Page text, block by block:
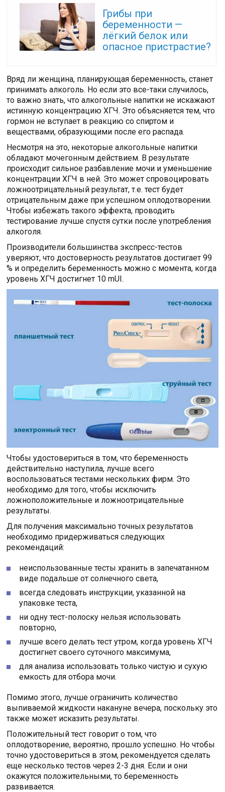
Грибы при
беременности —
лёгкий белок или
опасное пристрастие?
Вряд ли женщина, планирующая беременность, станет
принимать алкоголь. Но если это все-таки случилось,
то важно знать, что алкогольные напитки не искажают
истинную концентрацию ХГЧ. Это объясняется тем, что
гормон не вступает в реакцию со спиртом и
веществами, образующими после его распада.
Несмотря на это, некоторые алкогольные напитки
обладают мочегонным действием. В результате
происходит сильное разбавление мочи и уменьшение
концентрации ХГЧ в ней. Это может спровоцировать
ложноотрицательный результат, т.е. тест будет
отрицательным даже при успешном оплодотворении.
Чтобы избежать такого эффекта, проводить
тестирование лучше спустя сутки после употребления
алкоголя.
Производители большинства экспресс-тестов
уверяют, что достоверность результатов достигает 99
% и определить беременность можно с момента, когда
уровень ХГЧ достигнет 10 mUI.
Чтобы удостовериться в том, что беременность
действительно наступила, лучше всего
воспользоваться тестами нескольких фирм. Это
необходимо для того, чтобы исключить
ложноположительные и ложноотрицательные
результаты.
Для получения максимально точных результатов
необходимо придерживаться следующих
рекомендаций:
неиспользованные тесты хранить в запечатанном
виде подальше от солнечного света,
всегда следовать инструкции, указанной на
упаковке теста,
ни одну тест-полоску нельзя использовать
повторно,
лучше всего делать тест утром, когда уровень ХГЧ
достигнет своего суточного максимума,
для анализа использовать только чистую и сухую
емкость для отбора мочи.
Помимо этого, лучше ограничить количество
выпиваемой жидкости накануне вечера, поскольку это
также может исказить результаты.
Положительный тест говорит о том, что
оплодотворение, вероятно, прошло успешно. Но чтобы
точно удостовериться в этом, рекомендуется сделать
еще несколько тестов через 2-3 дня. Если и они
окажутся положительными, то беременность
развивается.